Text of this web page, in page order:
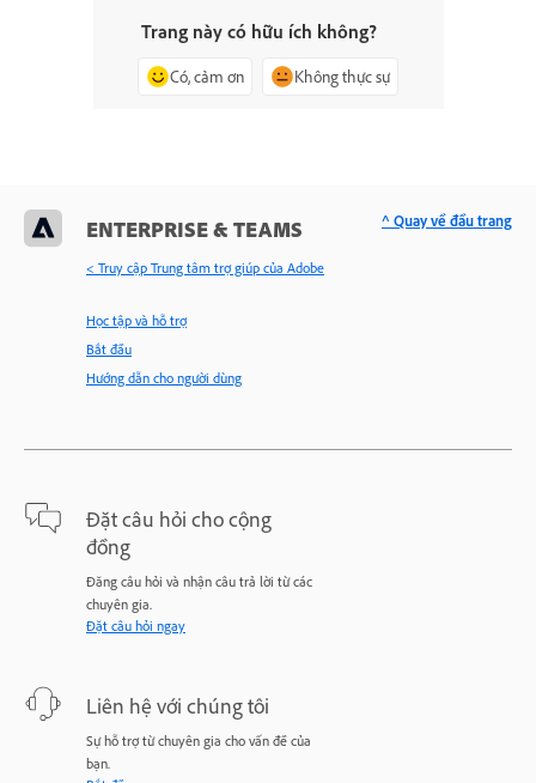
Trang này có hữu ích không?
Có, cảm ơn Không thực sự
ENTERPRISE & TEAMS
< Truy cập Trung tâm trợ giúp của Adobe
Học tập và hỗ trợ
Bắt đầu
Hướng dẫn cho người dùng
Đặt câu hỏi cho cộng
đồng
Đăng câu hỏi và nhận câu trả lời từ các
chuyên gia.
Đặt câu hỏi ngay
Liên hệ với chúng tôi
Sự hỗ trợ từ chuyên gia cho vấn đề của
bạn.
^ Quay về đầu trang